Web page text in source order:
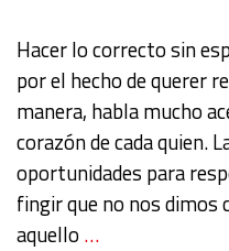
Hacer lo correcto sin
por el hecho de querer
manera, habla mucho
corazón de cada quien.
oportunidades para
fingir que no nos dimos
aquello …